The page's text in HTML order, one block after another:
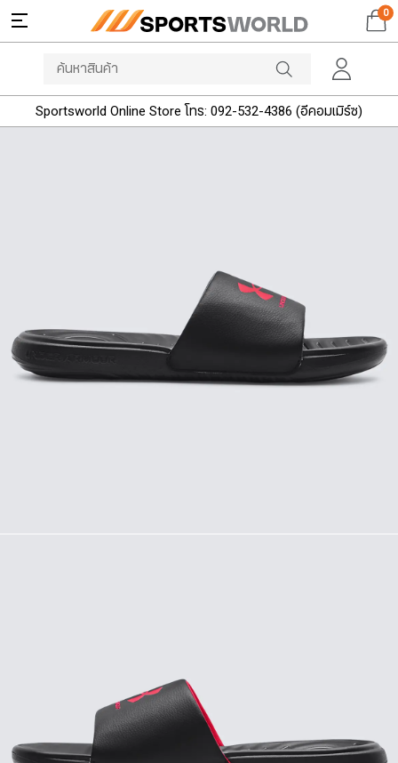
0
Sportsworld Online Store โทร: 092-532-4386 (อีคอมเมิร์ซ)